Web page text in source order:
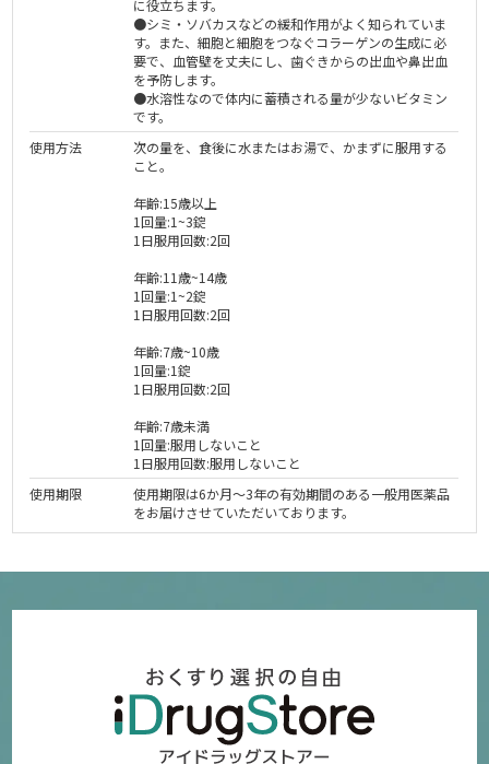
に役立ちます。
●シミ・ソバカスなどの緩和作用がよく知られていま
す。また、細胞と細胞をつなぐコラーゲンの生成に必
要で、血管壁を丈夫にし、歯ぐきからの出血や鼻出血
を予防します。
●水溶性なので体内に蓄積される量が少ないビタミン
です。
使用方法
次の量を、食後に水またはお湯で、かまずに服用する
こと。
年齢:15歳以上
1回量:1~3錠
1日服用回数:2回
年齢:11歳~14歳
1回量:1~2錠
1日服用回数:2回
年齢:7歳~10歳
1回量:1錠
1日服用回数:2回
年齢:7歳未満
1回量:服用しないこと
1日服用回数:服用しないこと
使用期限
使用期限は6か月～3年の有効期間のある一般用医薬品
をお届けさせていただいております。